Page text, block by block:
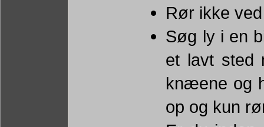
Rør ikke
Søg ly i en
et lavt sted
knæene og
op og kun